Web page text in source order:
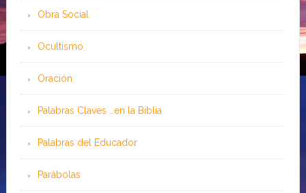
Obra Social
Ocultismo
Oración
Palabras Claves …en la Biblia
Palabras del Educador
Parábolas